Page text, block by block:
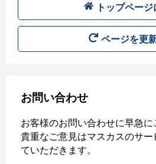
トップペー
ページを更
お問い合わせ
お客様のお問い合わせに早急に
貴重なご意見はマスカスのサ
ていただきます。